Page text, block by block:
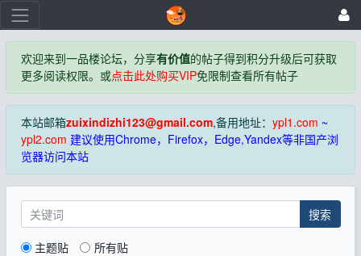
欢迎来到一品楼论坛，分享有价值的帖子得到积分升级后可获取
更多阅读权限。或点击此处购买VIP免限制查看所有帖子
本站邮箱zuixindizhi123@gmail.com,备用地址： ypl1.com ~
ypl2.com 建议使用Chrome，Firefox，Edge,Yandex等非国产浏
览器访问本站
搜索
主题贴 所有贴